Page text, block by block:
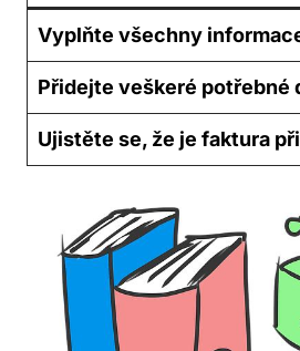
Vyplňte všechny
Přidejte veškeré potřebné
Ujistěte se, že je faktura